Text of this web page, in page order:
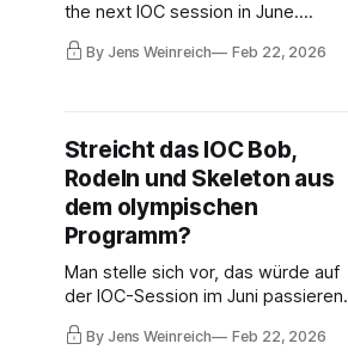
the next IOC session in June.
Rumors to that effect are currently
circulating within the Olympic family.
hundreds of millions of euros are
paid. A catastrophe.
By Jens Weinreich Feb 22, 2026
Streicht das IOC Bob,
Rodeln und Skeleton aus
dem olympischen
Programm?
Man stelle sich vor, das würde auf
der IOC-Session im Juni passieren.
Die Gerüchte dazu gehen heute
herum in der olympischen Familie.
By Jens Weinreich Feb 22, 2026